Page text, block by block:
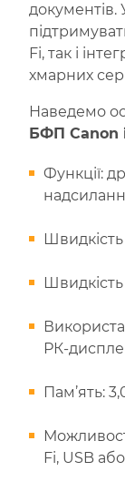
Fi, так і
хмарних
Наведемо
БФП Canon
Функції:
Швидкість
РК-
Пам’ять:
Fi, USB